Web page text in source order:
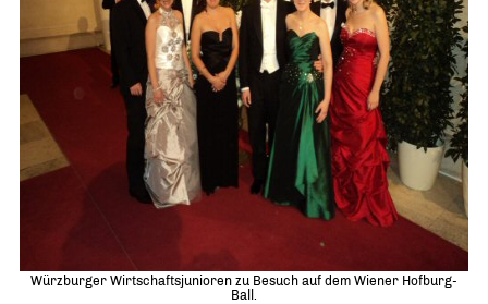
Würzburger Wirtschaftsjunioren zu Besuch auf dem Wiener Hofburg-
Ball.